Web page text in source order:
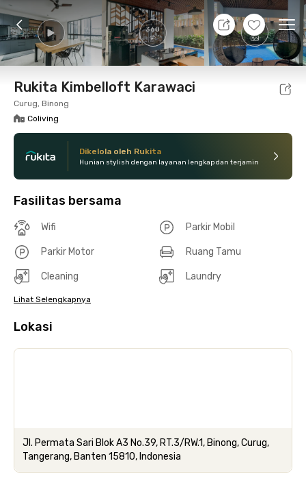
360 +30
10 Agt 26 - Belum tahu
Foto Fasilitas bersama Lokasi Kamar
Rukita Kimbelloft Karawaci
Curug, Binong
Coliving
Dikelola oleh Rukita
Hunian stylish dengan layanan lengkap dan terjamin
Fasilitas bersama
Wifi Parkir Mobil
Parkir Motor Ruang Tamu
Cleaning Laundry
Lihat Selengkapnya
Lokasi
Jl. Permata Sari Blok A3 No.39, RT.3/RW.1, Binong, Curug,
Tangerang, Banten 15810, Indonesia